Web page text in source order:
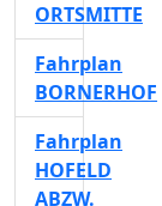
ORTSMITTE
Fahrplan
BORNERHOF
Fahrplan
HOFELD
ABZW.